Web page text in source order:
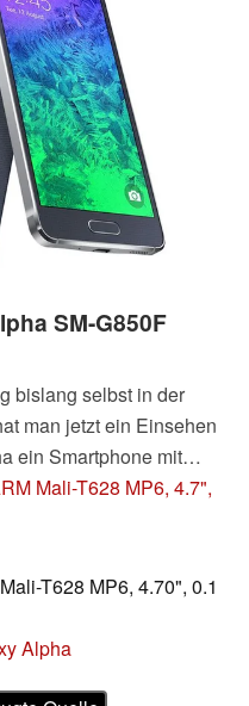
SM-G850F
bislang selbst in der
man jetzt ein Einsehen
ein Smartphone mit
mit potenten
die Smartphone-Krone
Mali-T628 MP6, 4.7",
T628 MP6, 4.70", 0.1
Alpha